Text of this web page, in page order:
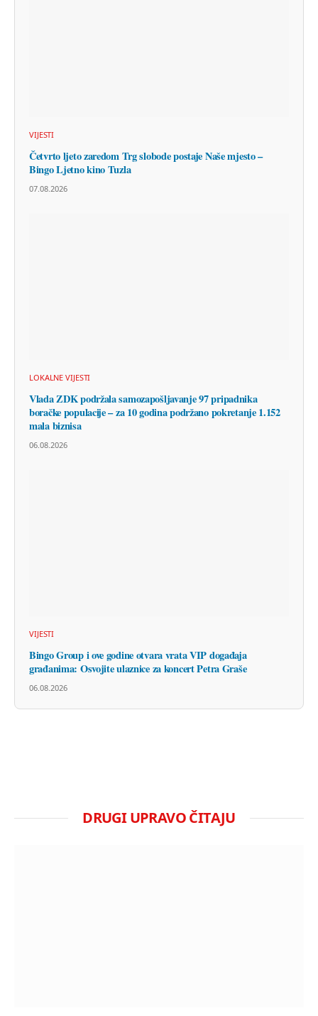
VIJESTI
Četvrto ljeto zaredom Trg slobode postaje Naše mjesto –
Bingo Ljetno kino Tuzla
07.08.2026
LOKALNE VIJESTI
Vlada ZDK podržala samozapošljavanje 97 pripadnika
boračke populacije – za 10 godina podržano pokretanje 1.152
mala biznisa
06.08.2026
VIJESTI
Bingo Group i ove godine otvara vrata VIP događaja
građanima: Osvojite ulaznice za koncert Petra Graše
06.08.2026
DRUGI UPRAVO ČITAJU